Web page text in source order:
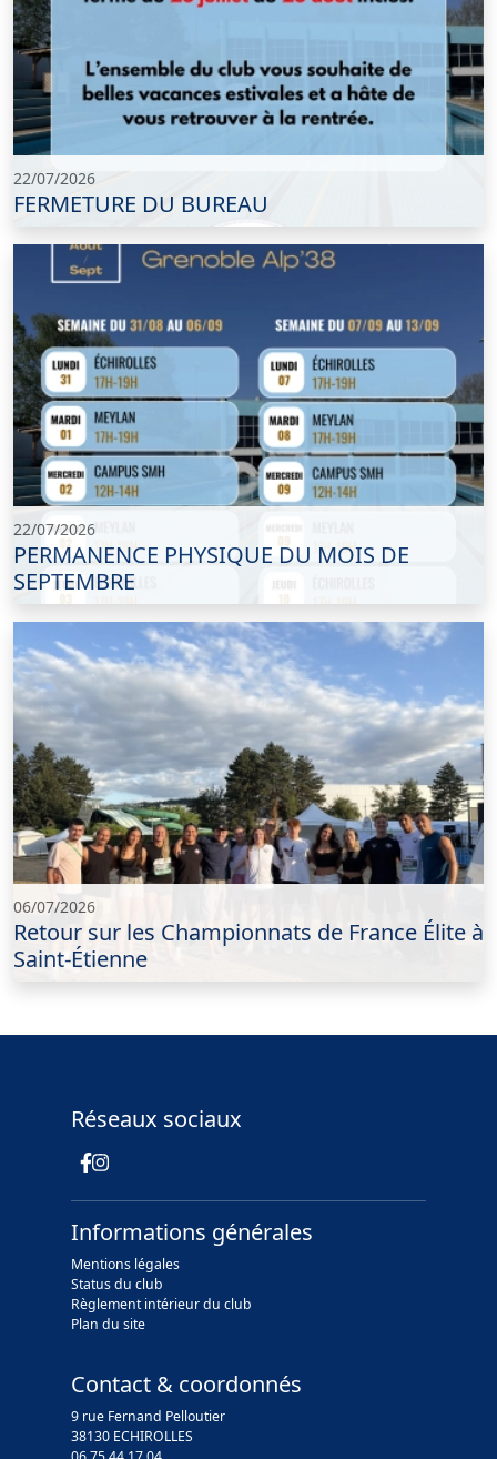
22/07/2026
FERMETURE DU BUREAU
22/07/2026
PERMANENCE PHYSIQUE DU MOIS DE
SEPTEMBRE
06/07/2026
Retour sur les Championnats de France Élite à
Saint-Étienne
Réseaux sociaux
Informations générales
Mentions légales
Status du club
Règlement intérieur du club
Plan du site
Contact & coordonnés
9 rue Fernand Pelloutier
38130 ECHIROLLES